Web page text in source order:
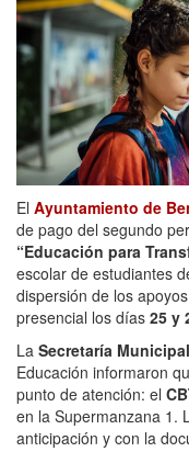
El Ayuntamiento de
de pago del segundo
“Educación para
escolar de estudiantes
dispersión de los
presencial los días 25 y
La Secretaría
Educación informaron
punto de atención: el
en la Supermanzana 1.
anticipación y con la